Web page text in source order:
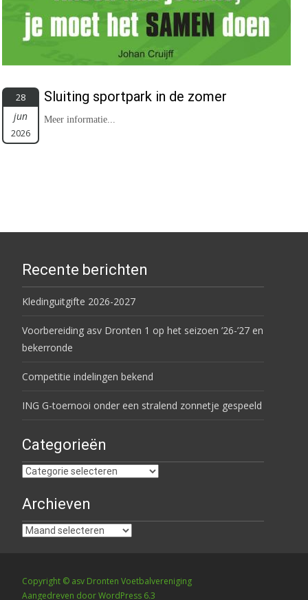
28
jun
2026
Sluiting sportpark in de zomer
Meer informatie...
Recente berichten
Kledinguitgifte 2026-2027
Voorbereiding asv Dronten 1 op het seizoen ’26-’27 en
bekerronde
Competitie indelingen bekend
ING G-toernooi onder een stralend zonnetje gespeeld
Categorieën
Categorieën
Archieven
Archieven
Copyright © asv Dronten Voetbalvereniging
Aangedreven door WordPress 6.3